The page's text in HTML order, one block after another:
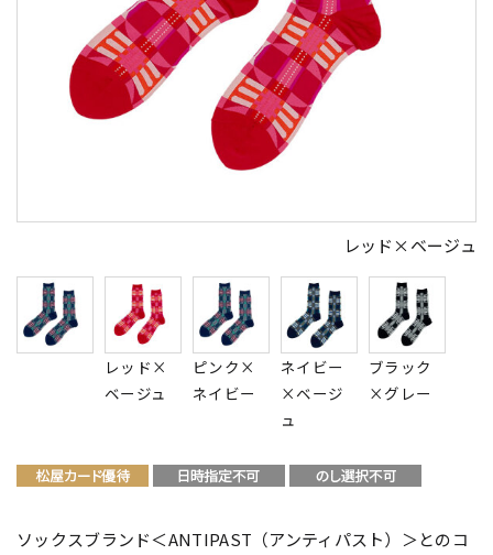
レッド×ベージュ
レッド×
ベージュ
ピンク×
ネイビー
ネイビー
×ベージ
ュ
ブラック
×グレー
ソックスブランド＜ANTIPAST（アンティパスト）＞とのコ